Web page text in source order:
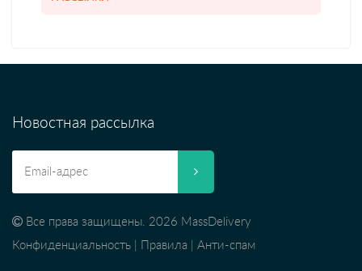
Новостная рассылка
Все права защищены. 2026 MassDelivery
Конфиденциальность
Правила Анти-спам